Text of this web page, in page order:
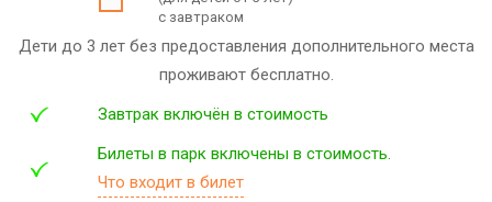
с завтраком
Дети до 3 лет без предоставления дополнительного места
проживают бесплатно.
Завтрак включён в стоимость
Билеты в парк включены в стоимость.
Что входит в билет